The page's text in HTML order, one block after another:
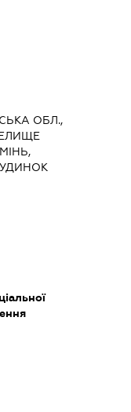
ОБЛ.,